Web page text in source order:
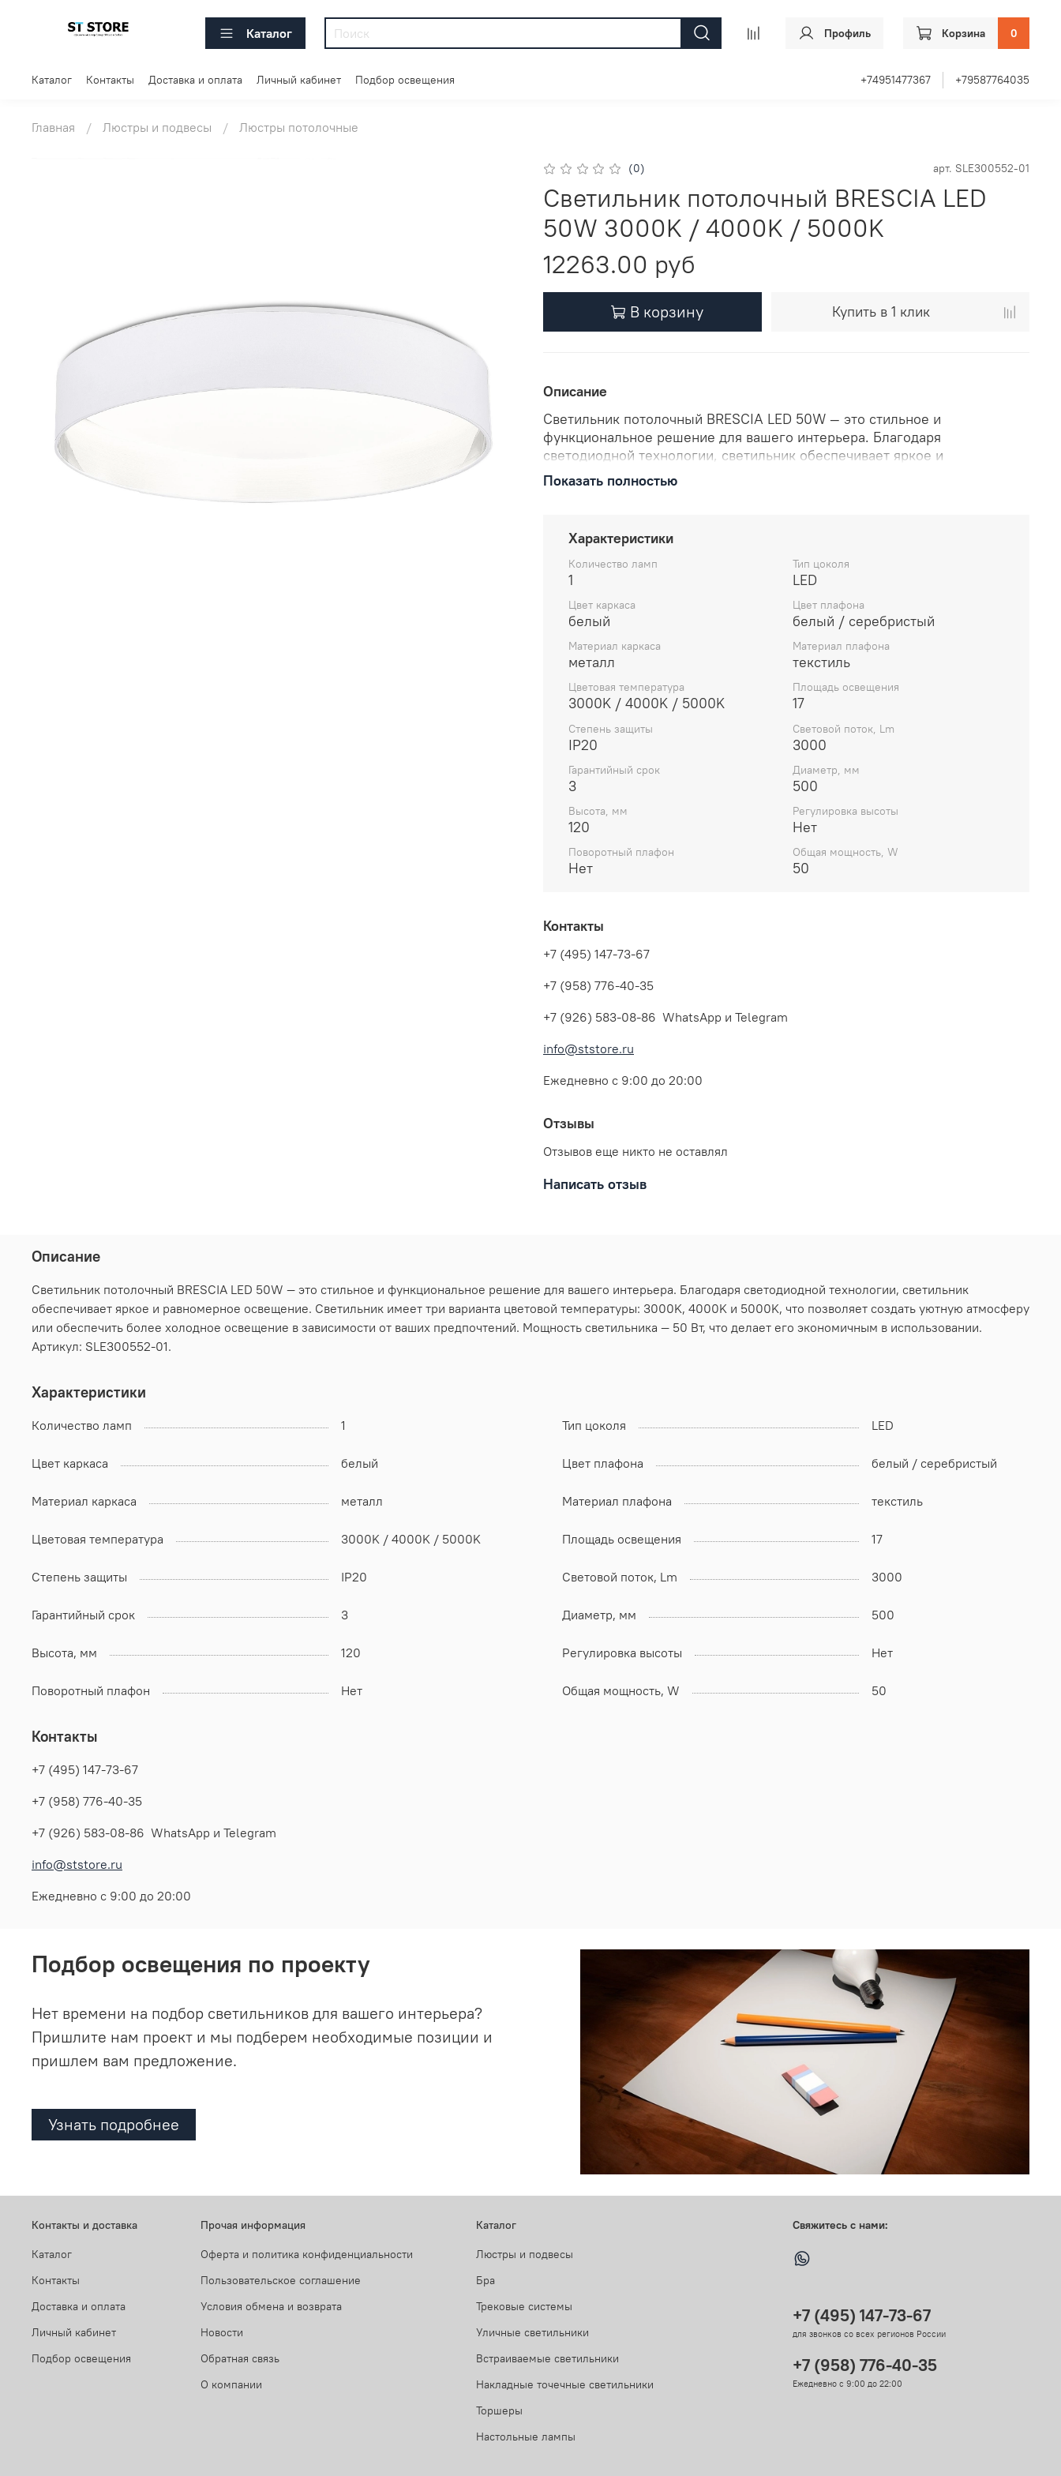
Каталог Профиль Корзина 0
Каталог Контакты Доставка и оплата Личный кабинет Подбор освещения +74951477367 +79587764035
Главная Люстры и подвесы Люстры потолочные
(0) арт. SLE300552-01
Светильник потолочный BRESCIA LED
50W 3000K / 4000K / 5000K
12263.00 руб
В корзину Купить в 1 клик
Описание
Светильник потолочный BRESCIA LED 50W — это стильное и
функциональное решение для вашего интерьера. Благодаря
светодиодной технологии, светильник обеспечивает яркое и
равномерное освещение. Светильник имеет три варианта цветовой
температуры: 3000K, 4000K и 5000K, что позволяет создать уютную
экономичным в использовании. Артикул: SLE300552-01.
Показать полностью
Характеристики
Количество ламп
1
Тип цоколя
LED
Цвет каркаса
белый
Цвет плафона
белый / серебристый
Материал каркаса
металл
Материал плафона
текстиль
Цветовая температура
3000K / 4000K / 5000K
Площадь освещения
17
Степень защиты
IP20
Световой поток, Lm
3000
Гарантийный срок
3
Диаметр, мм
500
Высота, мм
120
Регулировка высоты
Нет
Поворотный плафон
Нет
Общая мощность, W
50
Контакты
+7 (495) 147-73-67
+7 (958) 776-40-35
+7 (926) 583-08-86 WhatsApp и Telegram
info@ststore.ru
Ежедневно с 9:00 до 20:00
Отзывы
Отзывов еще никто не оставлял
Написать отзыв
Описание
Светильник потолочный BRESCIA LED 50W — это стильное и функциональное решение для вашего интерьера. Благодаря светодиодной технологии, светильник
обеспечивает яркое и равномерное освещение. Светильник имеет три варианта цветовой температуры: 3000K, 4000K и 5000K, что позволяет создать уютную атмосферу
или обеспечить более холодное освещение в зависимости от ваших предпочтений. Мощность светильника — 50 Вт, что делает его экономичным в использовании.
Артикул: SLE300552-01.
Характеристики
Количество ламп 1 Тип цоколя LED
Цвет каркаса белый Цвет плафона белый / серебристый
Материал каркаса металл Материал плафона текстиль
Цветовая температура 3000K / 4000K / 5000K Площадь освещения 17
Степень защиты IP20 Световой поток, Lm 3000
Гарантийный срок 3 Диаметр, мм 500
Высота, мм 120 Регулировка высоты Нет
Поворотный плафон Нет Общая мощность, W 50
Контакты
+7 (495) 147-73-67
+7 (958) 776-40-35
+7 (926) 583-08-86 WhatsApp и Telegram
info@ststore.ru
Ежедневно с 9:00 до 20:00
Подбор освещения по проекту
Нет времени на подбор светильников для вашего интерьера?
Пришлите нам проект и мы подберем необходимые позиции и
пришлем вам предложение.
Узнать подробнее
Контакты и доставка
Каталог
Контакты
Доставка и оплата
Личный кабинет
Подбор освещения
Прочая информация
Оферта и политика конфиденциальности
Пользовательское соглашение
Условия обмена и возврата
Новости
Обратная связь
О компании
Каталог
Люстры и подвесы
Бра
Трековые системы
Уличные светильники
Встраиваемые светильники
Накладные точечные светильники
Торшеры
Настольные лампы
Свяжитесь с нами:
+7 (495) 147-73-67
для звонков со всех регионов России
+7 (958) 776-40-35
Ежедневно с 9:00 до 22:00